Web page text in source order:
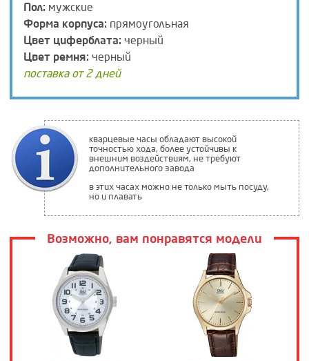
Пол: мужские
Форма корпуса: прямоугольная
Цвет циферблата: черный
Цвет ремня: черный
поставка от 2 дней
кварцевые часы обладают высокой
точностью хода, более устойчивы к
внешним воздействиям, не требуют
дополнительного завода
в этих часах можно не только мыть посуду,
но и плавать
Возможно, вам понравятся модели